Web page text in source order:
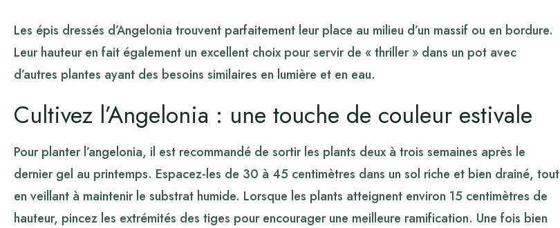
Les épis dressés d’Angelonia trouvent parfaitement leur place au milieu d’un massif ou en bordure.
Leur hauteur en fait également un excellent choix pour servir de « thriller » dans un pot avec
d’autres plantes ayant des besoins similaires en lumière et en eau.
Cultivez l’Angelonia : une touche de couleur estivale
Pour planter l’angelonia, il est recommandé de sortir les plants deux à trois semaines après le
dernier gel au printemps. Espacez-les de 30 à 45 centimètres dans un sol riche et bien drainé, tout
en veillant à maintenir le substrat humide. Lorsque les plants atteignent environ 15 centimètres de
hauteur, pincez les extrémités des tiges pour encourager une meilleure ramification. Une fois bien